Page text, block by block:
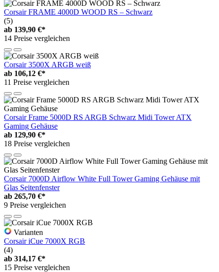
Corsair FRAME 4000D WOOD RS – Schwarz
(5)
ab 139,90 €*
14 Preise vergleichen
Corsair 3500X ARGB weiß
ab 106,12 €*
11 Preise vergleichen
Corsair Frame 5000D RS ARGB Schwarz Midi Tower ATX
Gaming Gehäuse
ab 129,90 €*
18 Preise vergleichen
Corsair 7000D Airflow White Full Tower Gaming Gehäuse mit
Glas Seitenfenster
ab 265,70 €*
9 Preise vergleichen
Varianten
Corsair iCue 7000X RGB
(4)
ab 314,17 €*
15 Preise vergleichen